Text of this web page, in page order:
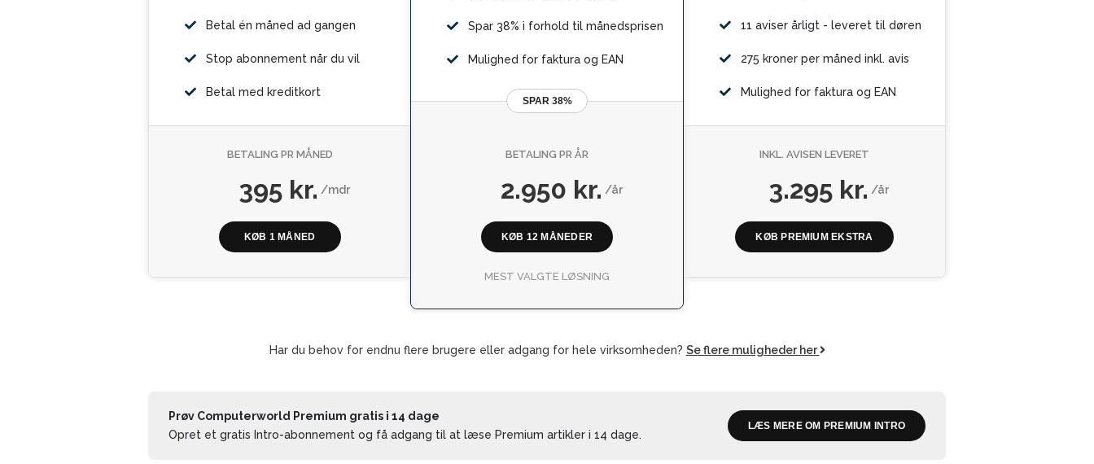
Betal én måned ad gangen
Stop abonnement når du vil
Betal med kreditkort
BETALING PR MÅNED
395 kr./mdr
KØB 1 MÅNED
Spar 38% i forhold til månedsprisen
Mulighed for faktura og EAN
SPAR 38%
BETALING PR ÅR
2.950 kr./år
KØB 12 MÅNEDER
MEST VALGTE LØSNING
11 aviser årligt - leveret til døren
275 kroner per måned inkl. avis
Mulighed for faktura og EAN
INKL. AVISEN LEVERET
3.295 kr./år
KØB PREMIUM EKSTRA
Har du behov for endnu flere brugere eller adgang for hele virksomheden? Se flere muligheder her
Prøv Computerworld Premium gratis i 14 dage
Opret et gratis Intro-abonnement og få adgang til at læse Premium artikler i 14 dage.
LÆS MERE OM PREMIUM INTRO